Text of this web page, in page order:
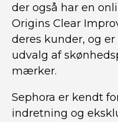
der også har en
Origins Clear
deres kunder, og
udvalg af
mærker.
Sephora er kendt
indretning og